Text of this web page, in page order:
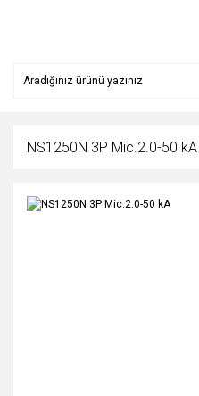
NS1250N 3P Mic.2.0-50 kA